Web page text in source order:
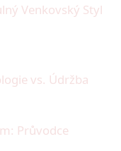
Venkovský Styl
vs. Údržba
Průvodce